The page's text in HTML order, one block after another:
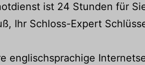
ist 24 Stunden für
Ihr Schloss-Expert
englischsprachige